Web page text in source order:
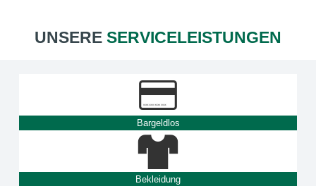
UNSERE SERVICELEISTUNGEN
Bargeldlos
Bekleidung